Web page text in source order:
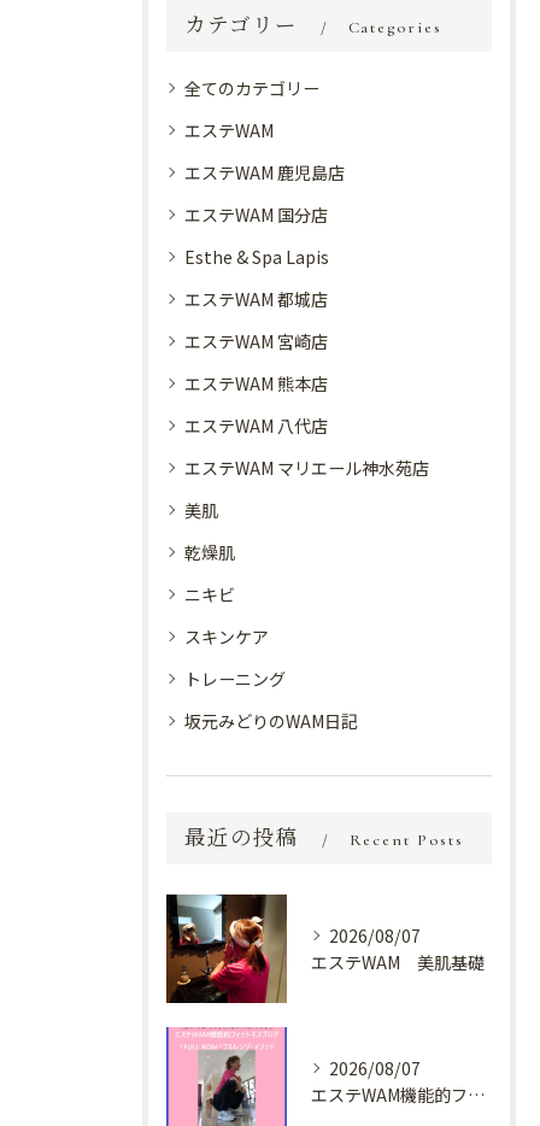
カテゴリー Categories
全てのカテゴリー
エステWAM
エステWAM 鹿児島店
エステWAM 国分店
Esthe & Spa Lapis
エステWAM 都城店
エステWAM 宮崎店
エステWAM 熊本店
エステWAM 八代店
エステWAM マリエール神水苑店
美肌
乾燥肌
ニキビ
スキンケア
トレーニング
坂元みどりのWAM日記
最近の投稿 Recent Posts
2026/08/07
エステWAM 美肌基礎
2026/08/07
エステWAM機能的フィットネスブログ ^FULL ROM^フルレンジ・メソッド